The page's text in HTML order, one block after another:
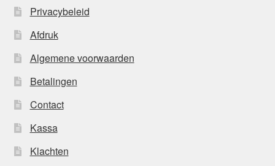
Privacybeleid
Afdruk
Algemene voorwaarden
Betalingen
Contact
Kassa
Klachten